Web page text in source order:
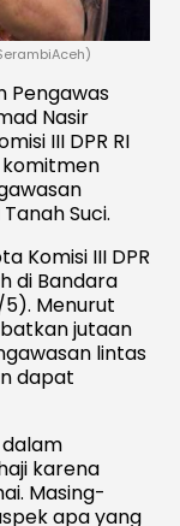
Pengawas
Nasir
III DPR RI
komitmen
Suci.
Komisi III DPR
di Bandara
Menurut
jutaan
lintas
dapat
karena
Masing-
apa yang